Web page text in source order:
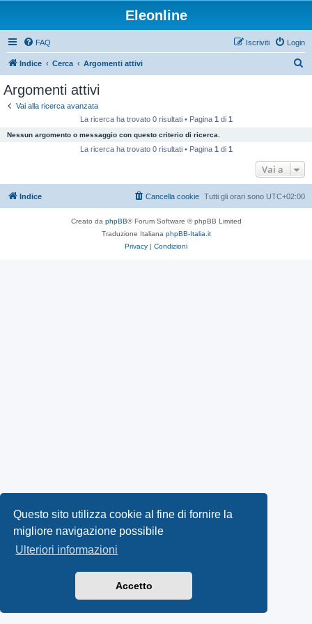
Questo sito utilizza cookie al fine di fornire la
migliore navigazione possibile
Ulteriori informazioni
Accetto
Eleonline
FAQ Login
Iscriviti
Indice Cerca Argomenti attivi
Argomenti attivi
Vai alla ricerca avanzata
La ricerca ha trovato 0 risultati • Pagina 1 di 1
Nessun argomento o messaggio con questo criterio di ricerca.
La ricerca ha trovato 0 risultati • Pagina 1 di 1
Vai a
Indice Tutti gli orari sono UTC+02:00
Cancella cookie
Creato da phpBB® Forum Software © phpBB Limited
Traduzione Italiana phpBB-Italia.it
Privacy | Condizioni